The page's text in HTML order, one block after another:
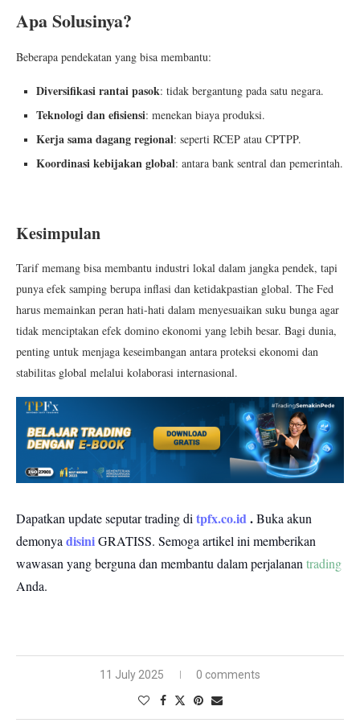
Apa Solusinya?
Beberapa pendekatan yang bisa membantu:
Diversifikasi rantai pasok: tidak bergantung pada satu negara.
Teknologi dan efisiensi: menekan biaya produksi.
Kerja sama dagang regional: seperti RCEP atau CPTPP.
Koordinasi kebijakan global: antara bank sentral dan pemerintah.
Kesimpulan
Tarif memang bisa membantu industri lokal dalam jangka pendek, tapi
punya efek samping berupa inflasi dan ketidakpastian global. The Fed
harus memainkan peran hati-hati dalam menyesuaikan suku bunga agar
tidak menciptakan efek domino ekonomi yang lebih besar. Bagi dunia,
penting untuk menjaga keseimbangan antara proteksi ekonomi dan
stabilitas global melalui kolaborasi internasional.
Dapatkan update seputar trading di tpfx.co.id.Buka akun
demonya disiniGRATISS. Semoga artikel ini memberikan
wawasan yang berguna dan membantu dalam perjalanan trading
Anda.
11 July 2025 0 comments